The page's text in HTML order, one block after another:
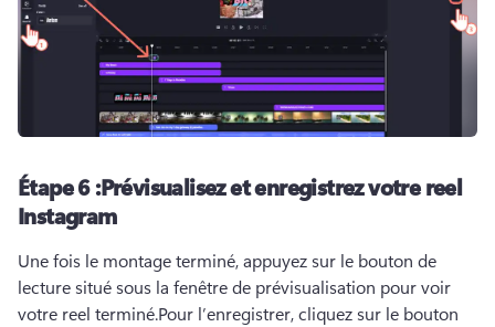
Étape 6 :Prévisualisez et enregistrez votre reel
Instagram
Une fois le montage terminé, appuyez sur le bouton de
lecture situé sous la fenêtre de prévisualisation pour voir
votre reel terminé.Pour l’enregistrer, cliquez sur le bouton